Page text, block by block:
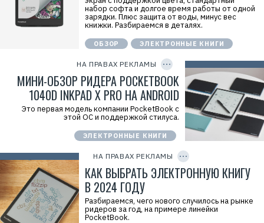
7
2
0
4
2
5
2
набор софта и долгое время работы от одной
зарядки. Плюс защита от воды, минус вес
книжки. Разбираемся в деталях.
ОБЗОР ЭЛЕКТРОННЫЕ КНИГИ
НА ПРАВАХ РЕКЛАМЫ
е
л
ь
И
П
р
с
н
о
о
к
Т
а
т
а
В
е
р
C
Y
I
D
МИНИ-ОБЗОР РИДЕРА POCKETBOOK
1040D INKPAD X PRO НА ANDROID
Это первая модель компании PocketBook с
этой ОС и поддержкой стилуса.
ЭЛЕКТРОННЫЕ КНИГИ
НА ПРАВАХ РЕКЛАМЫ
P
Р
е
л
а
д
а
т
л
ь
И
П
р
с
н
о
к
Т
Y
I
КАК ВЫБРАТЬ ЭЛЕКТРОННУЮ КНИГУ
В 2024 ГОДУ
Разбираемся, чего нового случилось на рынке
ридеров за год, на примере линейки
PocketBook.
.
E
r
i
d
=
j
8
K
S
L
a
Р
е
м
о
т
е